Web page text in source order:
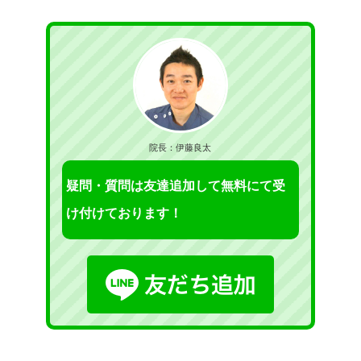
院長：伊藤良太
疑問・質問は友達追加して無料にて受
け付けております！